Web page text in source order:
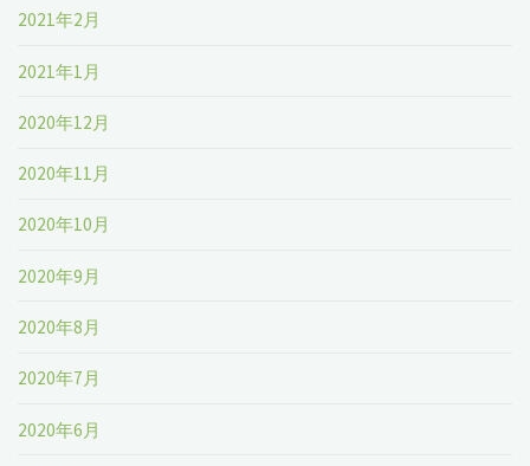
2021年2月
2021年1月
2020年12月
2020年11月
2020年10月
2020年9月
2020年8月
2020年7月
2020年6月